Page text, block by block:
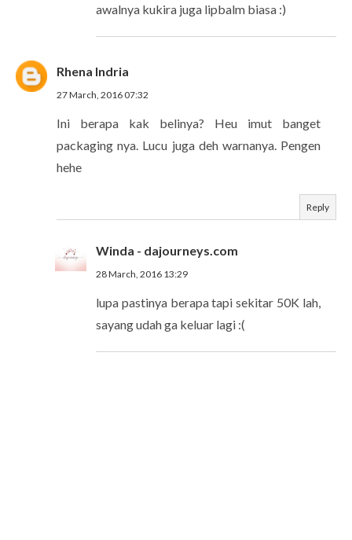
awalnya kukira juga lipbalm biasa :)
Rhena Indria
27 March, 2016 07:32
Ini berapa kak belinya? Heu imut banget
packaging nya. Lucu juga deh warnanya. Pengen
hehe
Reply
Winda - dajourneys.com
28 March, 2016 13:29
lupa pastinya berapa tapi sekitar 50K lah,
sayang udah ga keluar lagi :(